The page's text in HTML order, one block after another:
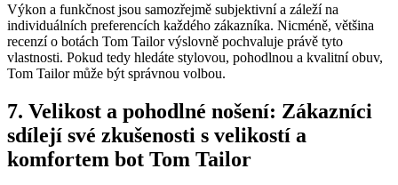
Výkon a⁤ funkčnost jsou⁣ samozřejmě subjektivní⁣ a ‍záleží na
individuálních‍ preferencích každého zákazníka. Nicméně, většina
recenzí⁤ o⁤ botách Tom ‌Tailor výslovně pochvaluje‍ právě ⁢tyto⁣
vlastnosti. Pokud tedy ⁢hledáte⁣ stylovou, pohodlnou a ⁢kvalitní ⁤obuv,
Tom Tailor⁤ může ‌být správnou volbou.
7. Velikost ⁣a pohodlné nošení: Zákazníci
sdílejí své zkušenosti s velikostí ‌a
komfortem ⁤bot Tom⁢ Tailor